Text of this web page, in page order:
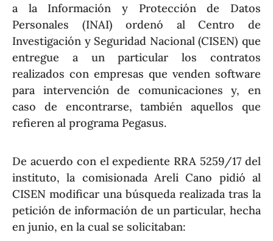
a la Información y Protección de Datos
Personales (INAI) ordenó al Centro de
Investigación y Seguridad Nacional (CISEN) que
entregue a un particular los contratos
realizados con empresas que venden software
para intervención de comunicaciones y, en
caso de encontrarse, también aquellos que
refieren al programa Pegasus.
De acuerdo con el expediente RRA 5259/17 del
instituto, la comisionada Areli Cano pidió al
CISEN modificar una búsqueda realizada tras la
petición de información de un particular, hecha
en junio, en la cual se solicitaban: